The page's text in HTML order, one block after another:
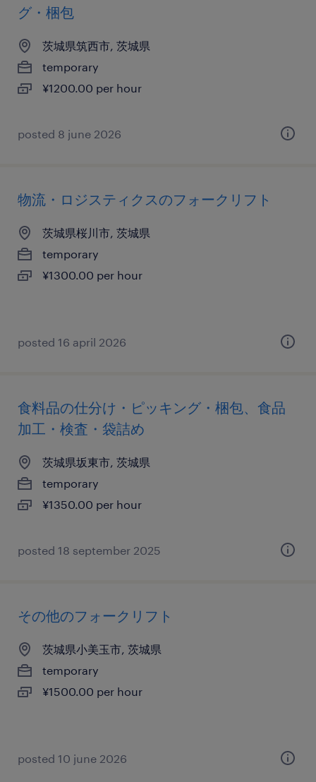
グ・梱包
茨城県筑西市, 茨城県
temporary
¥1200.00 per hour
posted 8 june 2026
物流・ロジスティクスのフォークリフト
茨城県桜川市, 茨城県
temporary
¥1300.00 per hour
posted 16 april 2026
食料品の仕分け・ピッキング・梱包、食品
加工・検査・袋詰め
茨城県坂東市, 茨城県
temporary
¥1350.00 per hour
posted 18 september 2025
その他のフォークリフト
茨城県小美玉市, 茨城県
temporary
¥1500.00 per hour
posted 10 june 2026